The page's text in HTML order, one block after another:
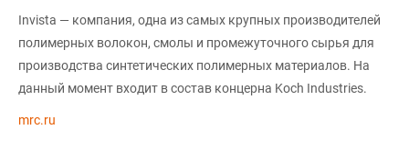
Invista — компания, одна из самых крупных производителей
полимерных волокон, смолы и промежуточного сырья для
производства синтетических полимерных материалов. На
данный момент входит в состав концерна Koch Industries.
mrc.ru